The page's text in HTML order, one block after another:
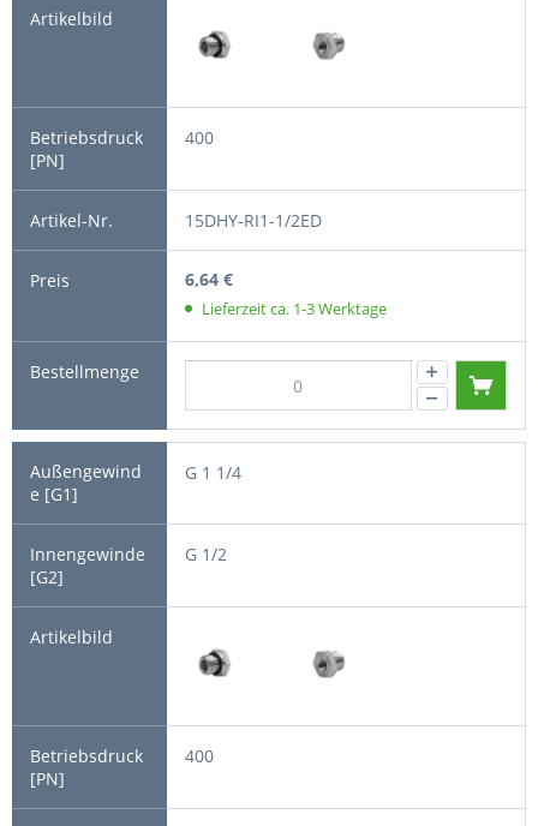
400
15DHY-RI1-1/2ED
6,64 €
Lieferzeit ca. 1-3 Werktage
G 1 1/4
G 1/2
400